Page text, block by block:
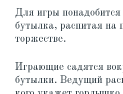
Для игры понадобится
бутылка, распитая на
торжестве.
Играющие садятся
бутылки. Ведущий